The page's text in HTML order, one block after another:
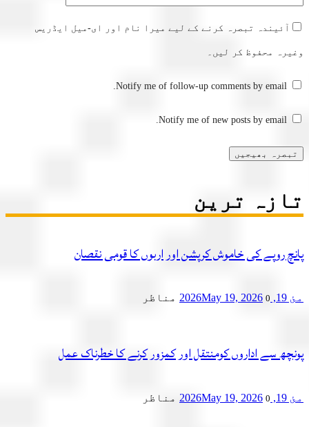
آئیندہ تبصرہ کرنے کے لیے میرا نام اور ای-میل ایڈریس
محفوظ کر لیں۔
Notify me of follow-up comments by email.
Notify me of new posts by email.
ترین
روپے کی خاموش کرپشن اور اربوں کا قومی نقصان
May 19, 2026 0 مناظر
سے اداروں کومنتقل اور کمزور کرنے کا خطرناک عمل
May 19, 2026 0 مناظر